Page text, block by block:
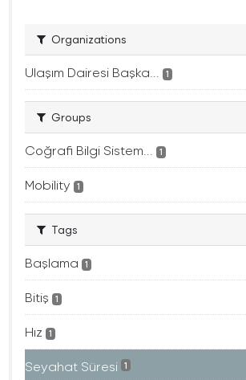
Organizations
Ulaşım Dairesi Başka... 1
Groups
Coğrafi Bilgi Sistem... 1
Mobility 1
Tags
Başlama 1
Bitiş 1
Hız 1
Seyahat Süresi 1